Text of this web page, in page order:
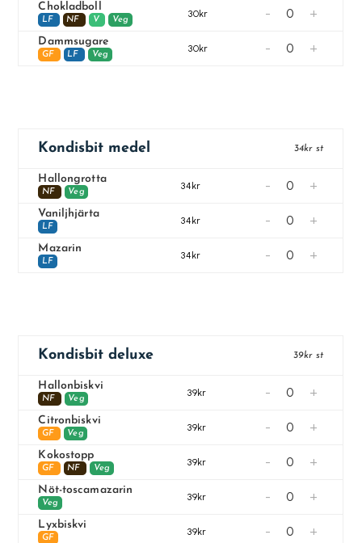
Chokladboll
LF NF V Veg
30kr - +
Dammsugare
GF LF Veg
30kr - +
Kondisbit medel 34kr st
Hallongrotta
NF Veg
34kr - +
Vaniljhjärta
LF
34kr - +
Mazarin
LF
34kr - +
Kondisbit deluxe 39kr st
Hallonbiskvi
NF Veg
39kr - +
Citronbiskvi
GF Veg
39kr - +
Kokostopp
GF NF Veg
39kr - +
Nöt-toscamazarin
Veg
39kr - +
Lyxbiskvi
GF
39kr - +